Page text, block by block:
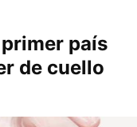
país
de cuello